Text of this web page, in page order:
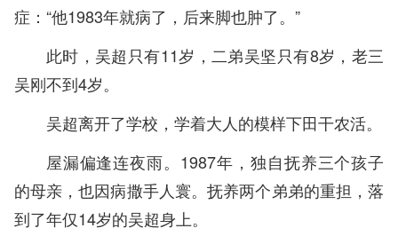
症：“他1983年就病了，后来脚也肿了。”
此时，吴超只有11岁，二弟吴坚只有8岁，老三
吴刚不到4岁。
吴超离开了学校，学着大人的模样下田干农活。
屋漏偏逢连夜雨。1987年，独自抚养三个孩子
的母亲，也因病撒手人寰。抚养两个弟弟的重担，落
到了年仅14岁的吴超身上。